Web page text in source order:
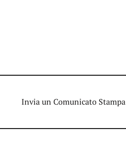
Invia un Comunicato Stampa